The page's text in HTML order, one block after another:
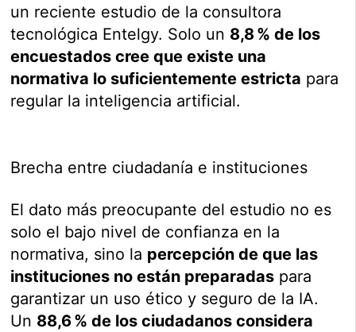
un reciente estudio de la consultora
tecnológica Entelgy. Solo un 8,8 % de los
encuestados cree que existe una
normativa lo suficientemente estricta para
regular la inteligencia artificial.
Brecha entre ciudadanía e instituciones
El dato más preocupante del estudio no es
solo el bajo nivel de confianza en la
normativa, sino la percepción de que las
instituciones no están preparadas para
garantizar un uso ético y seguro de la IA.
Un 88,6 % de los ciudadanos considera